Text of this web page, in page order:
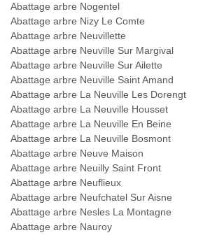
Abattage arbre Nogentel
Abattage arbre Nizy Le Comte
Abattage arbre Neuvillette
Abattage arbre Neuville Sur Margival
Abattage arbre Neuville Sur Ailette
Abattage arbre Neuville Saint Amand
Abattage arbre La Neuville Les Dorengt
Abattage arbre La Neuville Housset
Abattage arbre La Neuville En Beine
Abattage arbre La Neuville Bosmont
Abattage arbre Neuve Maison
Abattage arbre Neuilly Saint Front
Abattage arbre Neuflieux
Abattage arbre Neufchatel Sur Aisne
Abattage arbre Nesles La Montagne
Abattage arbre Nauroy